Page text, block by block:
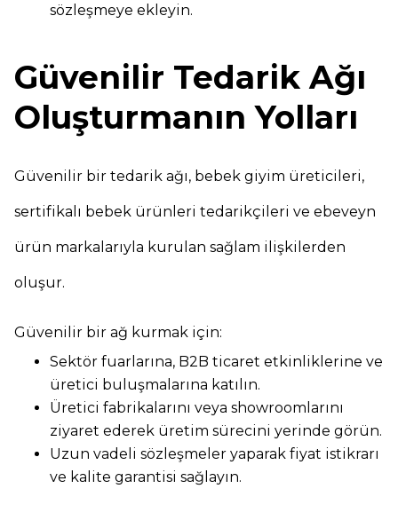
sözleşmeye ekleyin.
Güvenilir Tedarik Ağı
Oluşturmanın Yolları
Güvenilir bir tedarik ağı, bebek giyim üreticileri,
sertifikalı bebek ürünleri tedarikçileri ve ebeveyn
ürün markalarıyla kurulan sağlam ilişkilerden
oluşur.
Güvenilir bir ağ kurmak için:
Sektör fuarlarına, B2B ticaret etkinliklerine ve
üretici buluşmalarına katılın.
Üretici fabrikalarını veya showroomlarını
ziyaret ederek üretim sürecini yerinde görün.
Uzun vadeli sözleşmeler yaparak fiyat istikrarı
ve kalite garantisi sağlayın.